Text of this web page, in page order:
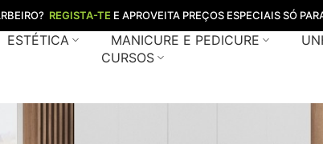
REGISTA-TE E APROVEITA PREÇOS ESPECIAIS SÓ
ESTÉTICA MANICURE E PEDICURE
CURSOS